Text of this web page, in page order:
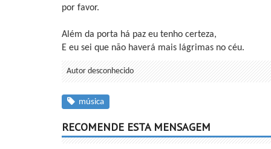
por favor.
Além da porta há paz eu tenho certeza,
E eu sei que não haverá mais lágrimas no céu.
Autor desconhecido
música
RECOMENDE ESTA MENSAGEM